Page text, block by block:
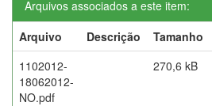
Arquivos associados a este item:
Arquivo
Descrição Tamanho
1102012-
18062012-
NO.pdf
270,6 kB